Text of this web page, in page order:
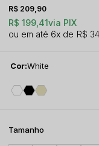
R$ 199,41via PIX
R$ 209,90
6x R$
Cor:White
Tamanho